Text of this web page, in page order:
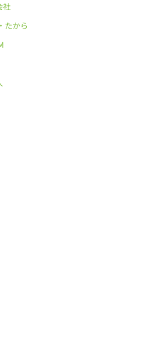
社
たから